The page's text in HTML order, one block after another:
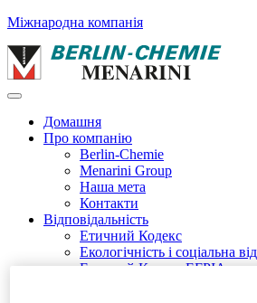
Міжнародна компанія
Домашня
Про компанію
Berlin-Chemie
Menarini Group
Наша мета
Контакти
Відповідальність
Етичний Кодекс
Екологічність і соціальна
Етичний Кодекс EFPIA